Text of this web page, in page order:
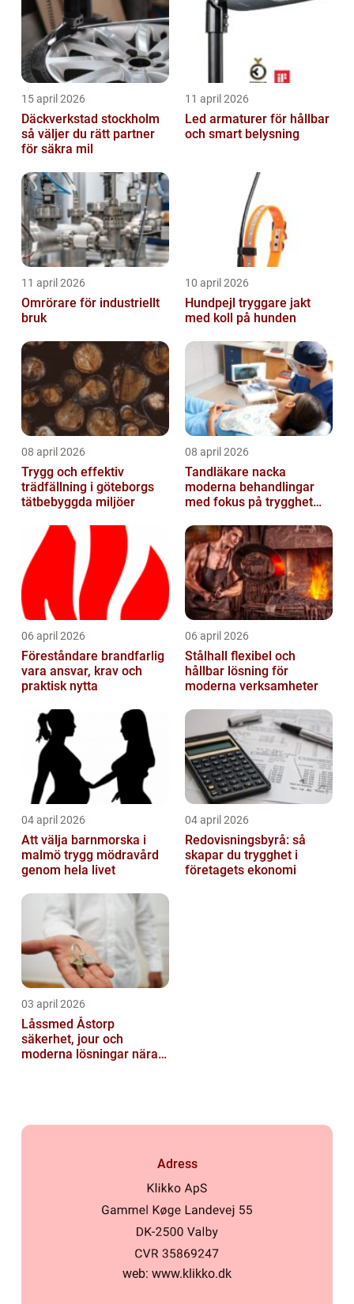
15 april 2026
Däckverkstad stockholm
så väljer du rätt partner
för säkra mil
11 april 2026
Led armaturer för hållbar
och smart belysning
11 april 2026
Omrörare för industriellt
bruk
10 april 2026
Hundpejl tryggare jakt
med koll på hunden
08 april 2026
Trygg och effektiv
trädfällning i göteborgs
tätbebyggda miljöer
08 april 2026
Tandläkare nacka
moderna behandlingar
med fokus på trygghet
06 april 2026
Föreståndare brandfarlig
vara ansvar, krav och
praktisk nytta
06 april 2026
Stålhall flexibel och
hållbar lösning för
moderna verksamheter
04 april 2026
Att välja barnmorska i
malmö trygg mödravård
genom hela livet
04 april 2026
Redovisningsbyrå: så
skapar du trygghet i
företagets ekonomi
03 april 2026
Låssmed Åstorp
säkerhet, jour och
moderna lösningar nära
Adress
web: www.klikko.dk